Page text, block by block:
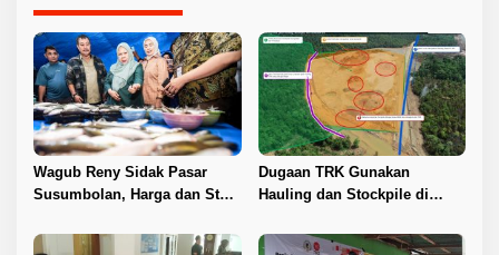
Wagub Reny Sidak Pasar
Susumbolan, Harga dan Stok
Dugaan TRK Gunakan
Hauling dan Stockpile di
Antam Buka Peta IUP